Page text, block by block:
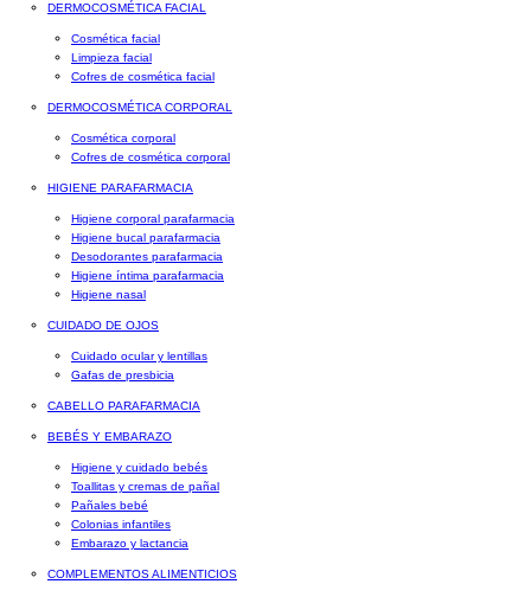
DERMOCOSMÉTICA FACIAL
Cosmética facial
Limpieza facial
Cofres de cosmética facial
DERMOCOSMÉTICA CORPORAL
Cosmética corporal
Cofres de cosmética corporal
HIGIENE PARAFARMACIA
Higiene corporal parafarmacia
Higiene bucal parafarmacia
Desodorantes parafarmacia
Higiene íntima parafarmacia
Higiene nasal
CUIDADO DE OJOS
Cuidado ocular y lentillas
Gafas de presbicia
CABELLO PARAFARMACIA
BEBÉS Y EMBARAZO
Higiene y cuidado bebés
Toallitas y cremas de pañal
Pañales bebé
Colonias infantiles
Embarazo y lactancia
COMPLEMENTOS ALIMENTICIOS